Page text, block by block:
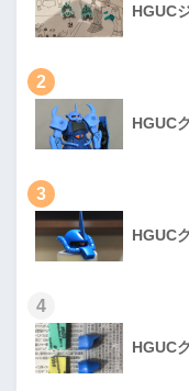
HGUC
2
HGUC
3
HGUC
4
HGUC